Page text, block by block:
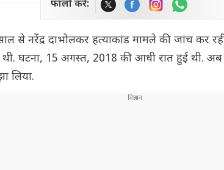
फॉलो करें:
से नरेंद्र दाभोलकर हत्याकांड मामले की जांच कर
थी. घटना, 15 अगस्त, 2018 की आधी रात हुई थी. अब
लिया.